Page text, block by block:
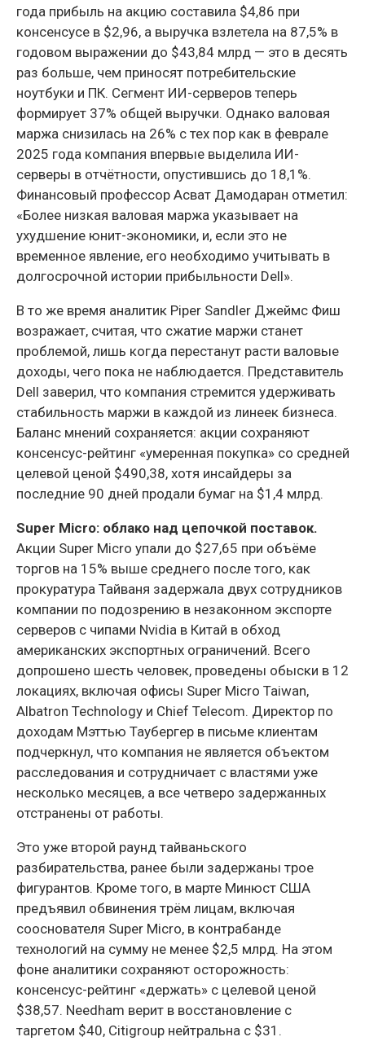
года прибыль на акцию составила $4,86 при
консенсусе в $2,96, а выручка взлетела на 87,5% в
годовом выражении до $43,84 млрд — это в десять
раз больше, чем приносят потребительские
ноутбуки и ПК. Сегмент ИИ-серверов теперь
формирует 37% общей выручки. Однако валовая
маржа снизилась на 26% с тех пор как в феврале
2025 года компания впервые выделила ИИ-
серверы в отчётности, опустившись до 18,1%.
Финансовый профессор Асват Дамодаран отметил:
«Более низкая валовая маржа указывает на
ухудшение юнит-экономики, и, если это не
временное явление, его необходимо учитывать в
долгосрочной истории прибыльности Dell».
В то же время аналитик Piper Sandler Джеймс Фиш
возражает, считая, что сжатие маржи станет
проблемой, лишь когда перестанут расти валовые
доходы, чего пока не наблюдается. Представитель
Dell заверил, что компания стремится удерживать
стабильность маржи в каждой из линеек бизнеса.
Баланс мнений сохраняется: акции сохраняют
консенсус-рейтинг «умеренная покупка» со средней
целевой ценой $490,38, хотя инсайдеры за
последние 90 дней продали бумаг на $1,4 млрд.
Super Micro: облако над цепочкой поставок.
Акции Super Micro упали до $27,65 при объёме
торгов на 15% выше среднего после того, как
прокуратура Тайваня задержала двух сотрудников
компании по подозрению в незаконном экспорте
серверов с чипами Nvidia в Китай в обход
американских экспортных ограничений. Всего
допрошено шесть человек, проведены обыски в 12
локациях, включая офисы Super Micro Taiwan,
Albatron Technology и Chief Telecom. Директор по
доходам Мэттью Таубергер в письме клиентам
подчеркнул, что компания не является объектом
расследования и сотрудничает с властями уже
несколько месяцев, а все четверо задержанных
отстранены от работы.
Это уже второй раунд тайваньского
разбирательства, ранее были задержаны трое
фигурантов. Кроме того, в марте Минюст США
предъявил обвинения трём лицам, включая
сооснователя Super Micro, в контрабанде
технологий на сумму не менее $2,5 млрд. На этом
фоне аналитики сохраняют осторожность:
консенсус-рейтинг «держать» с целевой ценой
$38,57. Needham верит в восстановление с
таргетом $40, Citigroup нейтральна с $31.